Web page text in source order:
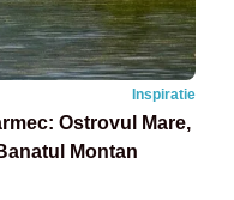
Inspiratie
Ostrovul Mare,
Montan